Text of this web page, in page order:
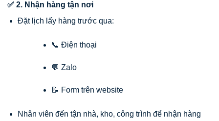
✅ 2. Nhận hàng tận nơi
Đặt lịch lấy hàng trước qua:
📞 Điện thoại
💬 Zalo
📝 Form trên website
Nhân viên đến tận nhà, kho, công trình để nhận hàng